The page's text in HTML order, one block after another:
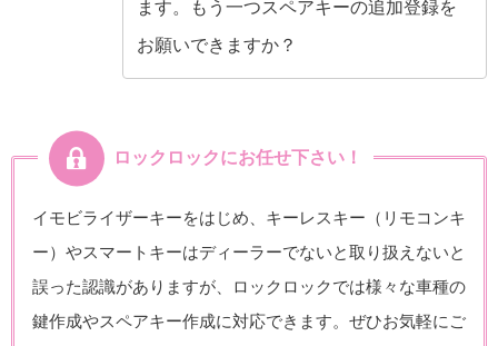
ます。もう一つスペアキーの追加登録を
お願いできますか？
ロックロックにお任せ下さい！
イモビライザーキーをはじめ、キーレスキー（リモコンキ
ー）やスマートキーはディーラーでないと取り扱えないと
誤った認識がありますが、ロックロックでは様々な車種の
鍵作成やスペアキー作成に対応できます。ぜひお気軽にご